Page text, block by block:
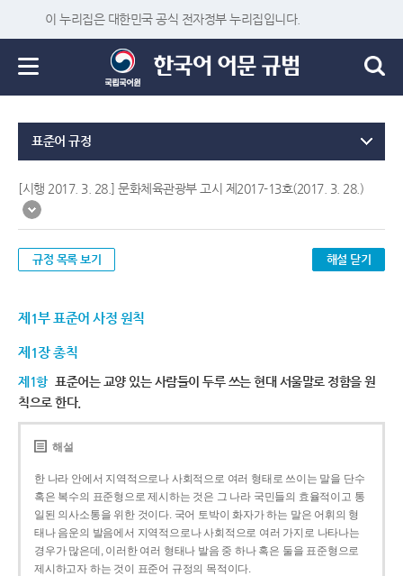
이 누리집은 대한민국 공식 전자정부 누리집입니다.
표준어 규정
[시행 2017. 3. 28.] 문화체육관광부 고시 제2017-13호(2017. 3. 28.)
규정 목록 보기 해설 닫기
제1부 표준어 사정 원칙
제1장 총칙
제1항 표준어는 교양 있는 사람들이 두루 쓰는 현대 서울말로 정함을 원
칙으로 한다.
해설
한 나라 안에서 지역적으로나 사회적으로 여러 형태로 쓰이는 말을 단수
혹은 복수의 표준형으로 제시하는 것은 그 나라 국민들의 효율적이고 통
일된 의사소통을 위한 것이다. 국어 토박이 화자가 하는 말은 어휘의 형
태나 음운의 발음에서 지역적으로나 사회적으로 여러 가지로 나타나는
경우가 많은데, 이러한 여러 형태나 발음 중 하나 혹은 둘을 표준형으로
제시하고자 하는 것이 표준어 규정의 목적이다.